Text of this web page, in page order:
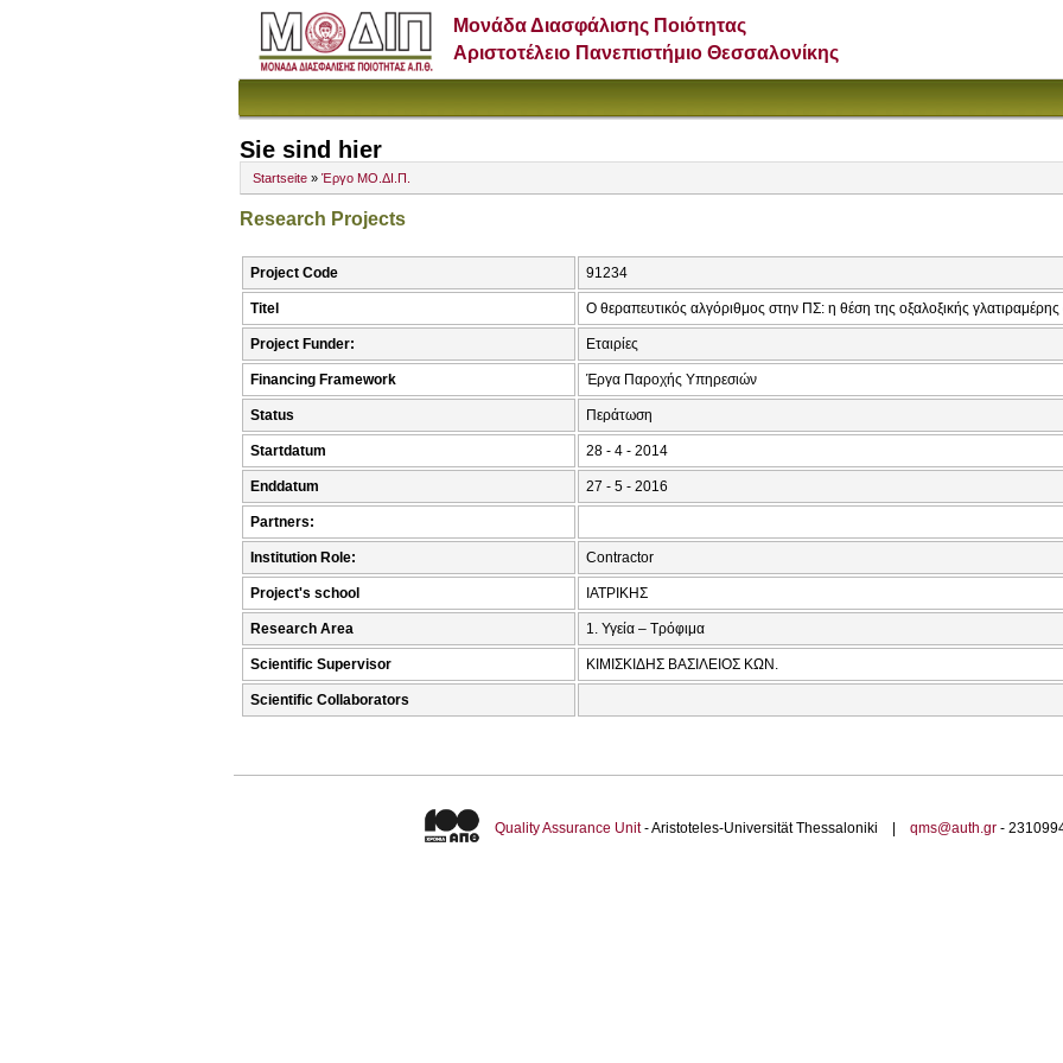
Μονάδα Διασφάλισης Ποιότητας
Αριστοτέλειο Πανεπιστήμιο Θεσσαλονίκης
Sie sind hier
Startseite » Έργο ΜΟ.ΔΙ.Π.
Research Projects
Project Code 91234
Titel Ο θεραπευτικός αλγόριθμος στην ΠΣ: η θέση της οξαλοξικής
Project Funder: Εταιρίες
Financing Framework Έργα Παροχής Υπηρεσιών
Status Περάτωση
Startdatum 28 - 4 - 2014
Enddatum 27 - 5 - 2016
Partners:
Institution Role: Contractor
Project's school ΙΑΤΡΙΚΗΣ
Research Area 1. Υγεία – Τρόφιμα
Scientific Supervisor ΚΙΜΙΣΚΙΔΗΣ ΒΑΣΙΛΕΙΟΣ ΚΩΝ.
Scientific Collaborators
Quality Assurance Unit- Aristoteles-Universität Thessaloniki | qms@auth.gr -